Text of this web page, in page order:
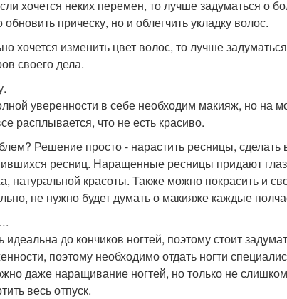
хочется неких перемен, то лучше задуматься о
обновить прическу, но и облегчить укладку волос.
хочется изменить цвет волос, то лучше
своего дела.
уверенности в себе необходим макияж, но на
расплывается, что не есть красиво.
Решение просто - нарастить ресницы,
ресниц. Наращенные ресницы придают
натуральной красоты. Также можно покрасить и
не нужно будет думать о макияже каждые
до кончиков ногтей, поэтому стоит
поэтому необходимо отдать ногти
даже наращивание ногтей, но только не
весь отпуск.